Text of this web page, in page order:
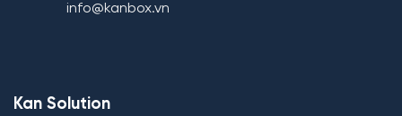
info@kanbox.vn
Kan Solution